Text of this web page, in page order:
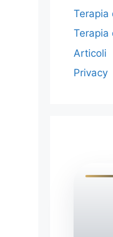
Terapia
Terapia
Articoli
Privacy